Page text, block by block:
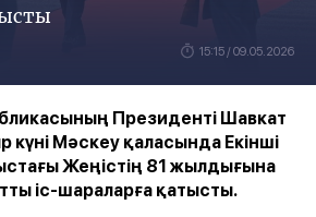
15:15 / 09.05.2026
Президенті Шавкат
Мәскеу қаласында Екінші
Жеңістің 81 жылдығына
іс-шараларға қатысты.